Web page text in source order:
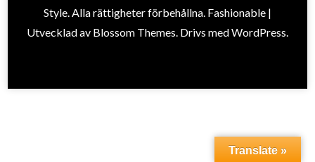
Style. Alla rättigheter förbehållna. Fashionable |
Utvecklad av Blossom Themes. Drivs medWordPress.
Translate »